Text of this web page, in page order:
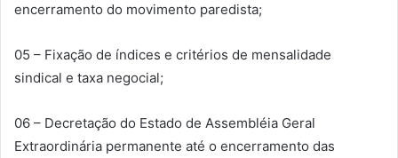
encerramento do movimento paredista;
05 – Fixação de índices e critérios de mensalidade
sindical e taxa negocial;
06 – Decretação do Estado de Assembléia Geral
Extraordinária permanente até o encerramento das